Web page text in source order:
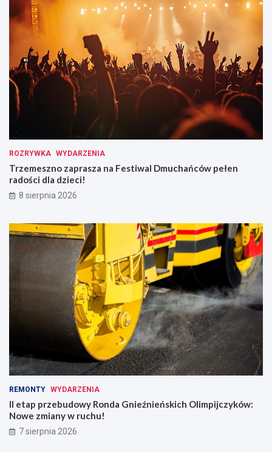
ROZRYWKA WYDARZENIA
Trzemeszno zaprasza na Festiwal Dmuchańców pełen
radości dla dzieci!
8 sierpnia 2026
REMONTY WYDARZENIA
II etap przebudowy Ronda Gnieźnieńskich Olimpijczyków:
Nowe zmiany w ruchu!
7 sierpnia 2026